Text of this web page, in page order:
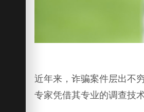
近年来，诈骗案件层出不
专家凭借其专业的调查技